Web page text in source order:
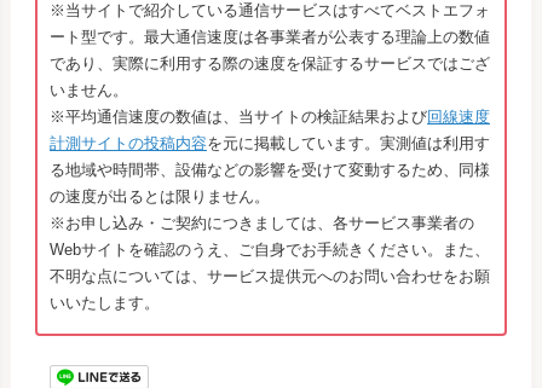
※当サイトで紹介している通信サービスはすべてベストエフォ
ート型です。最大通信速度は各事業者が公表する理論上の数値
であり、実際に利用する際の速度を保証するサービスではござ
いません。
※平均通信速度の数値は、当サイトの検証結果および回線速度
計測サイトの投稿内容を元に掲載しています。実測値は利用す
る地域や時間帯、設備などの影響を受けて変動するため、同様
の速度が出るとは限りません。
※お申し込み・ご契約につきましては、各サービス事業者の
Webサイトを確認のうえ、ご自身でお手続きください。また、
不明な点については、サービス提供元へのお問い合わせをお願
いいたします。